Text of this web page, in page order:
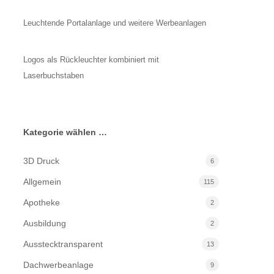
Leuchtende Portalanlage und weitere Werbeanlagen
Logos als Rückleuchter kombiniert mit
Laserbuchstaben
Kategorie wählen …
3D Druck 6
Allgemein 115
Apotheke 2
Ausbildung 2
Ausstecktransparent 13
Dachwerbeanlage 9